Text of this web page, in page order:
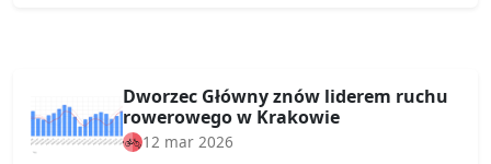
Dworzec Główny znów liderem ruchu
rowerowego w Krakowie
12 mar 2026